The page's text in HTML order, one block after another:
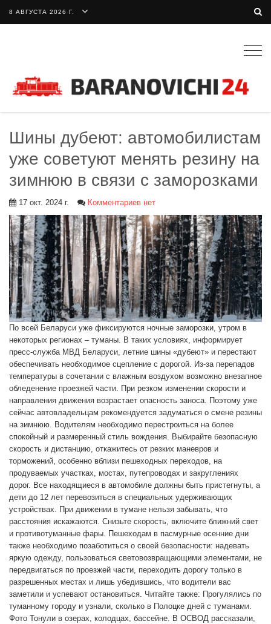
8 АВГУСТА 2026 Г.
Шины дубеют: автомобилистам
уже советуют менять резину на
зимнюю в связи с заморозками
17 окт. 2024 г. Комментариев нет
По всей Беларуси уже фиксируются ночные заморозки, утром в
некоторых регионах – туманы. В таких условиях, информирует
пресс-служба МВД Беларуси, летние шины «дубеют» и перестают
обеспечивать необходимое сцепление с дорогой. Из-за перепадов
температуры в сочетании с влажным воздухом возможно внезапное
обледенение проезжей части. При резком изменении скорости и
направления движения возрастает опасность заноса. Поэтому уже
сейчас автовладельцам рекомендуется задуматься о смене резины
на зимнюю. Водителям необходимо перестроиться на более
спокойный и размеренный стиль вождения. Выбирайте безопасную
скорость и дистанцию, откажитесь от резких маневров и
торможений, особенно вблизи пешеходных переходов, на
продуваемых участках, мостах, путепроводах и закруглениях
дорог. Все находящиеся в автомобиле должны быть пристегнуты, а
дети до 12 лет перевозиться в специальных удерживающих
устройствах. При движении в тумане нельзя забывать, что
расстояния искажаются. Снизьте скорость, включите ближний свет
и противотуманные фары. Пешеходам в пасмурные осенние дни
также необходимо позаботиться о своей безопасности: надевать
яркую одежду, пользоваться световозвращающими элементами, не
передвигаться по проезжей части, переходить дорогу только в
разрешенных местах и лишь убедившись, что водители вас
заметили и успевают остановиться. Читайте также: Прогулялись по
туманному городу и узнали, сколько в Полоцке дней с туманами.
Фото Тонули в озерах, колодцах, бассейне. В ОСВОД рассказали,